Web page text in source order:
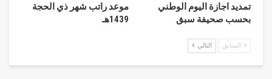
تمديد اجازة اليوم الوطني
بحسب صحيفة سبق
موعد راتب شهر ذي الحجة
1439هـ
السابق التالي